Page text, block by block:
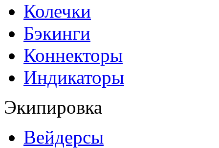
Колечки
Бэкинги
Коннекторы
Индикаторы
Экипировка
Вейдерсы